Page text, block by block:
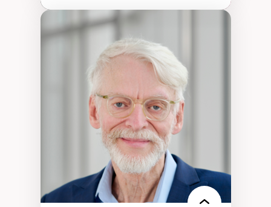
Expertises
Neuropsychiatrie et neurosciences
Direction d'essais cliniques
Analyse des politiques et pratiques en santé
mentale
Développement de protocoles d'essais
cliniques
Collaboration interfonctionnelle
Leadership en recherche clinique
Développement de cadres politiques
Collaboration avec des entreprises
pharmaceutiques
Rédaction de publications et de rapports
Enseignement et mentorat